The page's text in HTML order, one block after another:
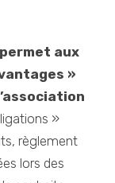
aux
»
»
règlement
lors des